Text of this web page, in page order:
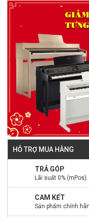
HỖ TRỢ MUA HÀNG
TRẢ GÓP
Lãi suất 0% (mPos).
CAM KẾT
Sản phẩm chính